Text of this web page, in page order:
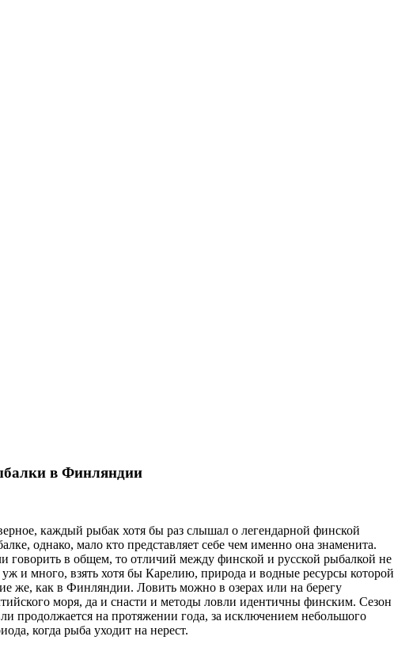
в Финляндии
каждый рыбак хотя бы раз слышал о легендарной финской
однако, мало кто представляет себе чем именно она знаменита.
говорить в общем, то отличий между финской и русской рыбалкой не
уж и много, взять хотя бы Карелию, природа и водные ресурсы которой
же, как в Финляндии. Ловить можно в озерах или на берегу
моря, да и снасти и методы ловли идентичны финским. Сезон
продолжается на протяжении года, за исключением небольшого
когда рыба уходит на нерест.